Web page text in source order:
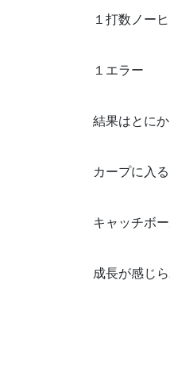
１打数ノー
１エラー
結果はとに
カープに入
キャッチボ
成長が感じ